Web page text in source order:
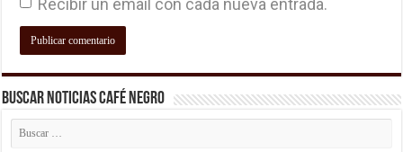
Buscar Noticias Café Negro